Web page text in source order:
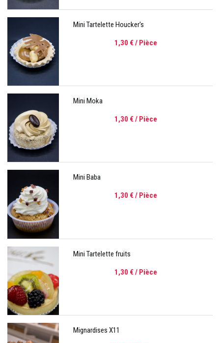
Mini Tartelette Houcker's
1,30 € / Pièce
Mini Moka
1,30 € / Pièce
Mini Baba
1,30 € / Pièce
Mini Tartelette fruits
1,30 € / Pièce
Mignardises X11